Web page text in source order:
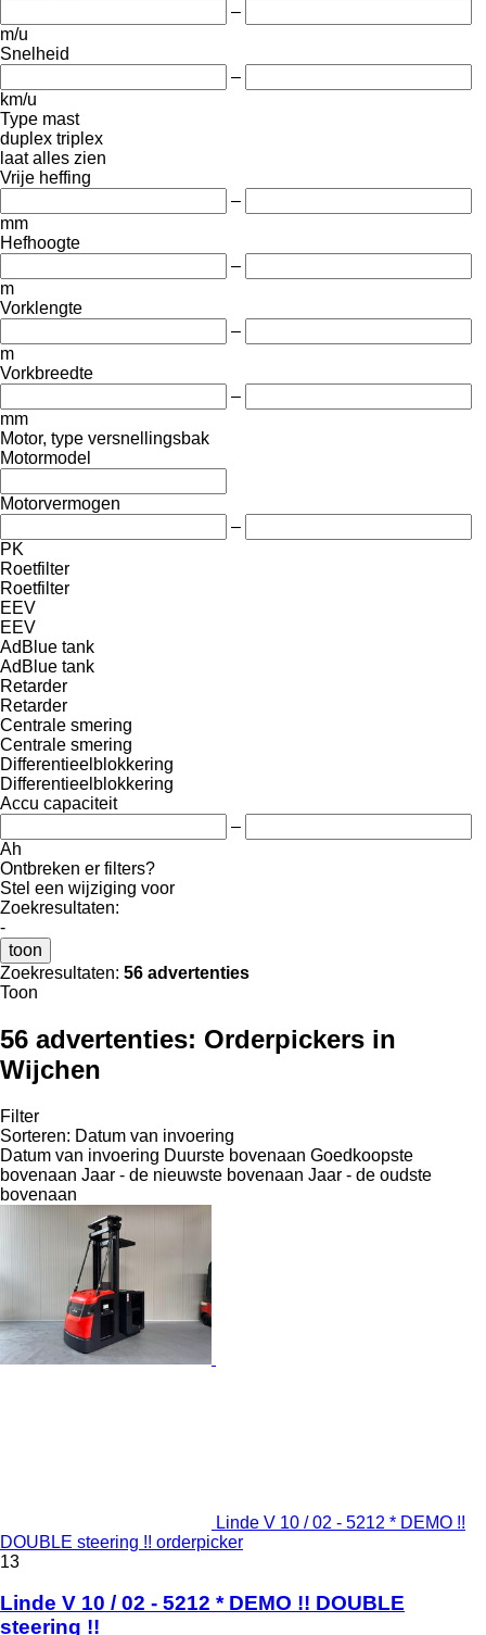
–
m/u
Snelheid
–
km/u
Type mast
duplex triplex
laat alles zien
Vrije heffing
–
mm
Hefhoogte
–
m
Vorklengte
–
m
Vorkbreedte
–
mm
Motor, type versnellingsbak
Motormodel
Motorvermogen
–
PK
Roetfilter
Roetfilter
EEV
EEV
AdBlue tank
AdBlue tank
Retarder
Retarder
Centrale smering
Centrale smering
Differentieelblokkering
Differentieelblokkering
Accu capaciteit
–
Ah
Ontbreken er filters?
Stel een wijziging voor
Zoekresultaten:
-
toon
Zoekresultaten: 56 advertenties
Toon
56 advertenties: Orderpickers in
Wijchen
Filter
Sorteren: Datum van invoering
Datum van invoering Duurste bovenaan Goedkoopste
bovenaan Jaar - de nieuwste bovenaan Jaar - de oudste
bovenaan
Linde V 10 / 02 - 5212 * DEMO !!
DOUBLE steering !! orderpicker
13
Linde V 10 / 02 - 5212 * DEMO !! DOUBLE
steering !!